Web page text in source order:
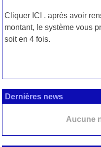
Cliquer ICI . après avoir
montant, le système vous
soit en 4 fois.
Dernières news
Aucune